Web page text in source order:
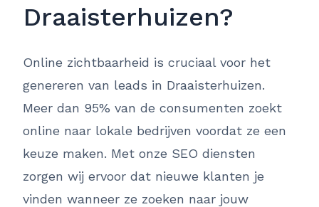
Draaisterhuizen?
Online zichtbaarheid is cruciaal voor het
genereren van leads in Draaisterhuizen.
Meer dan 95% van de consumenten zoekt
online naar lokale bedrijven voordat ze een
keuze maken. Met onze SEO diensten
zorgen wij ervoor dat nieuwe klanten je
vinden wanneer ze zoeken naar jouw